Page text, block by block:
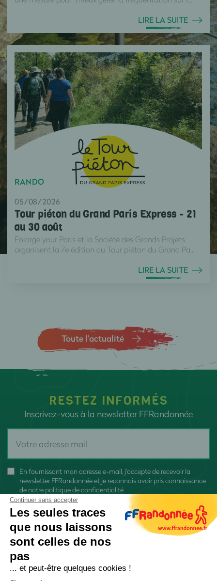
LIRE LA SUITE
RANDO
05/08/2026
Tour piéton du Grand Paris Express - 21
au 30 août
Enlarge your Paris et la Société des Grands Projets
organisent la 7e édition du Tour piéton du Grand Pa...
LIRE LA SUITE
Toute l’actualité
RESTEZ INFORMÉS
Inscrivez-vous à la newsletter FFRandonnée
En fournissant mon adresse e-mail, j'accepte de recevoir la
newsletter FFRandonnée et je reconnais avoir pris connaissance
de notre politique de confidentialité
Continuer sans accepter
Les seules traces
que nous laissons
sont celles de nos
pas
... et peut-être quelques cookies !